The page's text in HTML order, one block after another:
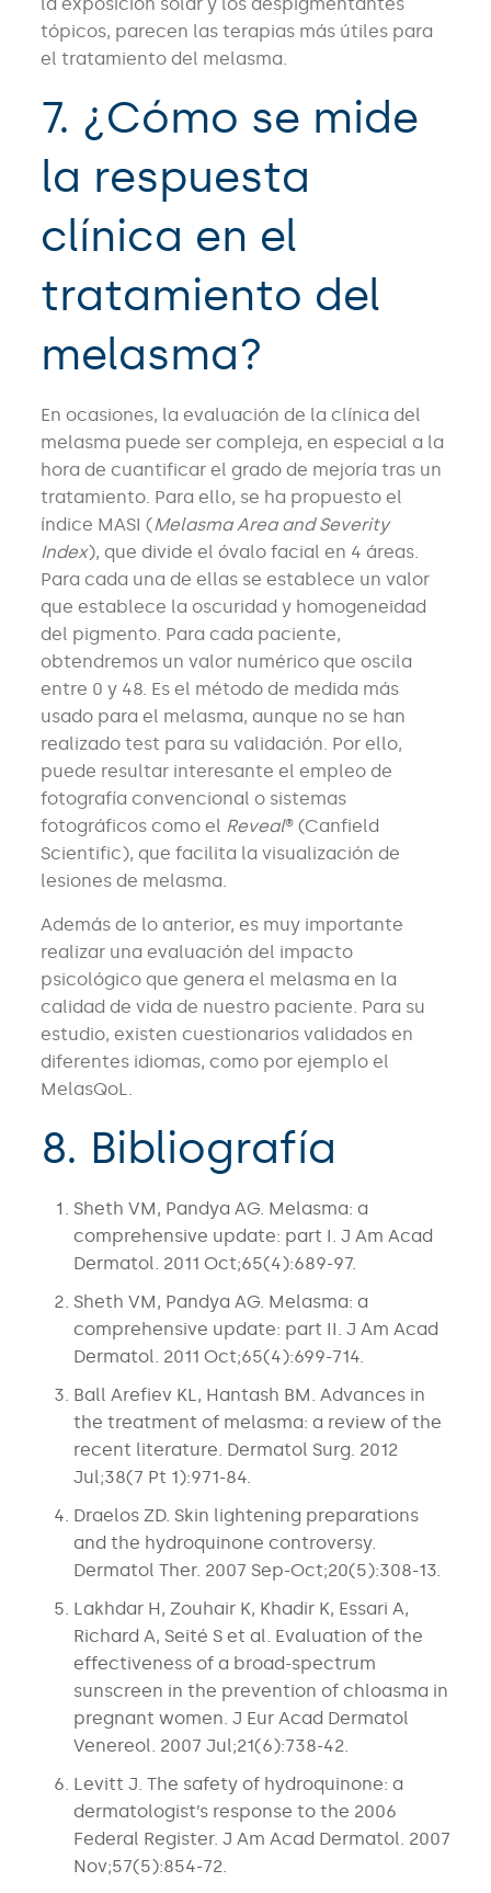
la exposición solar y los despigmentantes
tópicos, parecen las terapias más útiles para
el tratamiento del melasma.
7. ¿Cómo se mide
la respuesta
clínica en el
tratamiento del
melasma?
En ocasiones, la evaluación de la clínica del
melasma puede ser compleja, en especial a la
hora de cuantificar el grado de mejoría tras un
tratamiento. Para ello, se ha propuesto el
índice MASI (Melasma Area and Severity
Index), que divide el óvalo facial en 4 áreas.
Para cada una de ellas se establece un valor
que establece la oscuridad y homogeneidad
del pigmento. Para cada paciente,
obtendremos un valor numérico que oscila
entre 0 y 48. Es el método de medida más
usado para el melasma, aunque no se han
realizado test para su validación. Por ello,
puede resultar interesante el empleo de
fotografía convencional o sistemas
fotográficos como el Reveal® (Canfield
Scientific), que facilita la visualización de
lesiones de melasma.
Además de lo anterior, es muy importante
realizar una evaluación del impacto
psicológico que genera el melasma en la
calidad de vida de nuestro paciente. Para su
estudio, existen cuestionarios validados en
diferentes idiomas, como por ejemplo el
MelasQoL.
8. Bibliografía
Sheth VM, Pandya AG. Melasma: a
comprehensive update: part I. J Am Acad
Dermatol. 2011 Oct;65(4):689-97.
Sheth VM, Pandya AG. Melasma: a
comprehensive update: part II. J Am Acad
Dermatol. 2011 Oct;65(4):699-714.
Ball Arefiev KL, Hantash BM. Advances in
the treatment of melasma: a review of the
recent literature. Dermatol Surg. 2012
Jul;38(7 Pt 1):971-84.
Draelos ZD. Skin lightening preparations
and the hydroquinone controversy.
Dermatol Ther. 2007 Sep-Oct;20(5):308-13.
Lakhdar H, Zouhair K, Khadir K, Essari A,
Richard A, Seité S et al. Evaluation of the
effectiveness of a broad-spectrum
sunscreen in the prevention of chloasma in
pregnant women. J Eur Acad Dermatol
Venereol. 2007 Jul;21(6):738-42.
Levitt J. The safety of hydroquinone: a
dermatologist’s response to the 2006
Federal Register. J Am Acad Dermatol. 2007
Nov;57(5):854-72.